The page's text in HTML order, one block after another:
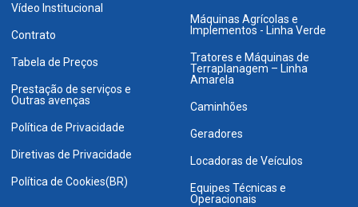
Vídeo Institucional
Contrato
Tabela de Preços
Prestação de serviços e
Outras avenças
Política de Privacidade
Diretivas de Privacidade
Política de Cookies(BR)
Máquinas Agrícolas e
Implementos - Linha Verde
Tratores e Máquinas de
Terraplanagem – Linha
Amarela
Caminhões
Geradores
Locadoras de Veículos
Equipes Técnicas e
Operacionais